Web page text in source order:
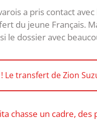
a pris contact
du jeune Français.
le dossier avec
Le transfert de Zion
chasse un cadre,